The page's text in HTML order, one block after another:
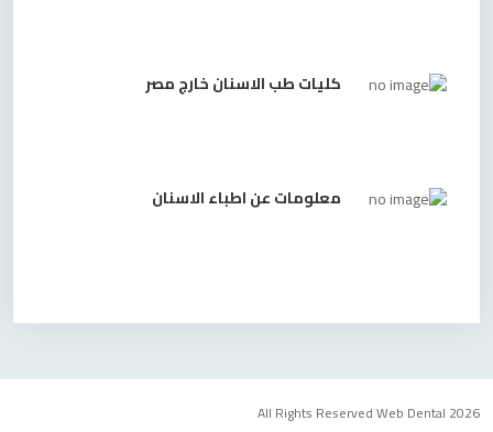
كليات طب الاسنان خارج مصر
معلومات عن اطباء الاسنان
All Rights Reserved Web Dental 2026